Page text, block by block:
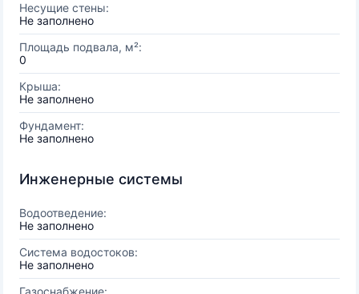
Несущие стены:
Не заполнено
Площадь подвала, м²:
0
Крыша:
Не заполнено
Фундамент:
Не заполнено
Инженерные системы
Водоотведение:
Не заполнено
Система водостоков:
Не заполнено
Газоснабжение: